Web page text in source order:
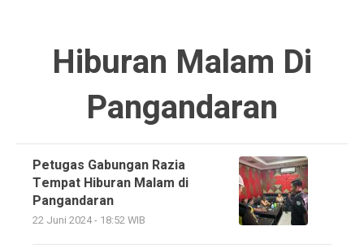
Hiburan Malam Di
Pangandaran
Petugas Gabungan Razia
Tempat Hiburan Malam di
Pangandaran
22 Juni 2024 - 18:52 WIB